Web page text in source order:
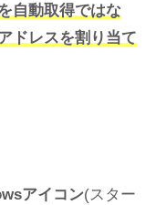
自動取得ではな
ドレスを割り当て
アイコン(スター